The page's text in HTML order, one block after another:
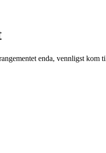
enda, vennligst kom